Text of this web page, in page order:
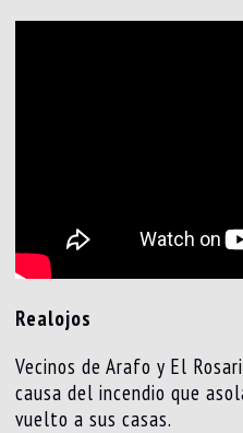
Realojos
Vecinos de Arafo y El
causa del incendio que
vuelto a sus casas.